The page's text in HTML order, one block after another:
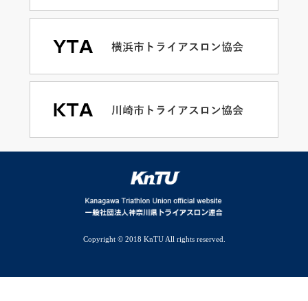
Copyright © 2018 KnTU All rights reserved.